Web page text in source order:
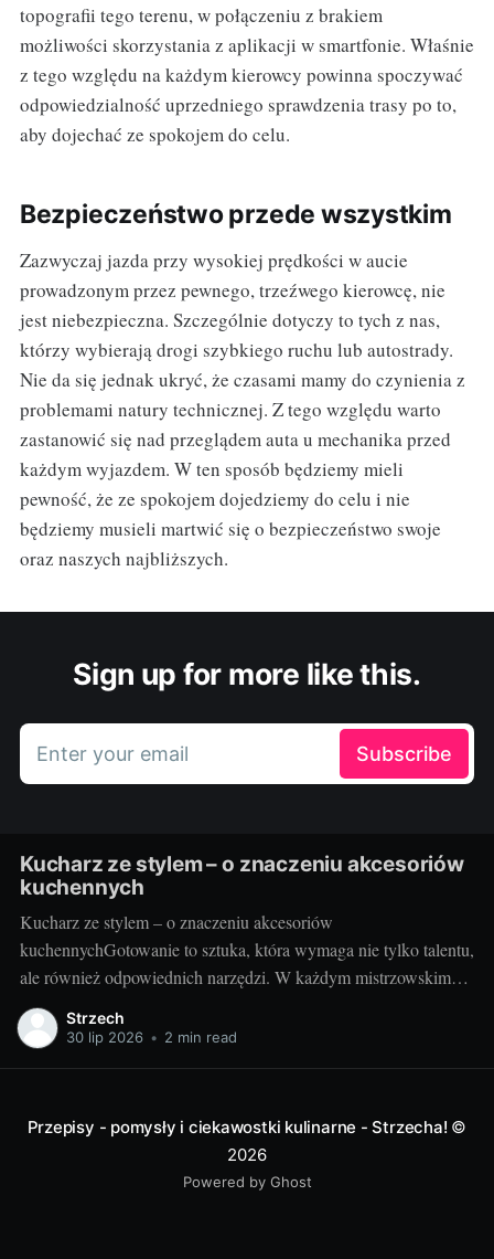
topografii tego terenu, w połączeniu z brakiem
możliwości skorzystania z aplikacji w smartfonie. Właśnie
z tego względu na każdym kierowcy powinna spoczywać
odpowiedzialność uprzedniego sprawdzenia trasy po to,
aby dojechać ze spokojem do celu.
Bezpieczeństwo przede wszystkim
Zazwyczaj jazda przy wysokiej prędkości w aucie
prowadzonym przez pewnego, trzeźwego kierowcę, nie
jest niebezpieczna. Szczególnie dotyczy to tych z nas,
którzy wybierają drogi szybkiego ruchu lub autostrady.
Nie da się jednak ukryć, że czasami mamy do czynienia z
problemami natury technicznej. Z tego względu warto
zastanowić się nad przeglądem auta u mechanika przed
każdym wyjazdem. W ten sposób będziemy mieli
pewność, że ze spokojem dojedziemy do celu i nie
będziemy musieli martwić się o bezpieczeństwo swoje
oraz naszych najbliższych.
Sign up for more like this.
Enter your email Subscribe
Kucharz ze stylem – o znaczeniu akcesoriów
kuchennych
Kucharz ze stylem – o znaczeniu akcesoriów
kuchennychGotowanie to sztuka, która wymaga nie tylko talentu,
ale również odpowiednich narzędzi. W każdym mistrzowskim
daniu, za wyrafinowanym smakiem i estetycznym podaniem,
kryją się wyselekcjonowane akcesoria kuchenne. Poznaj sekrety
Strzech
30 lip 2026 • 2 min read
Przepisy - pomysły i ciekawostki kulinarne - Strzecha! ©
2026
Powered by Ghost